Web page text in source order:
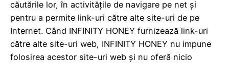
căutările lor, în activitățile de navigare pe net și
pentru a permite link-uri către alte site-uri de pe
Internet. Când INFINITY HONEY furnizează link-uri
către alte site-uri web, INFINITY HONEY nu impune
folosirea acestor site-uri web și nu oferă nicio